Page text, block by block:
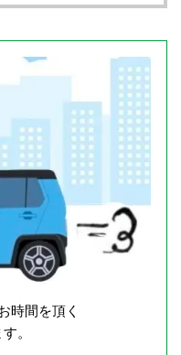
時間を頂く
。